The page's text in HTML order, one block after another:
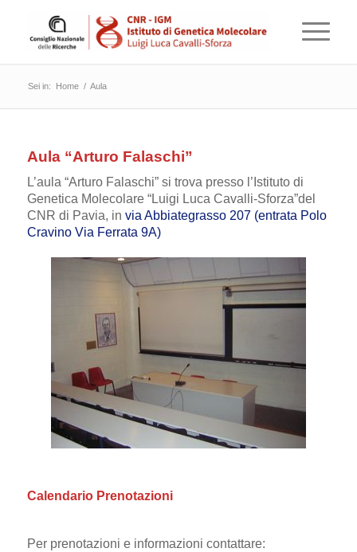
Sei in: Home / Aula
Aula “Arturo Falaschi”
L’aula “Arturo Falaschi” si trova presso l’Istituto di
Genetica Molecolare “Luigi Luca Cavalli-Sforza”del
CNR di Pavia, in via Abbiategrasso 207 (entrata Polo
Cravino Via Ferrata 9A)
Calendario Prenotazioni
Per prenotazioni e informazioni contattare: